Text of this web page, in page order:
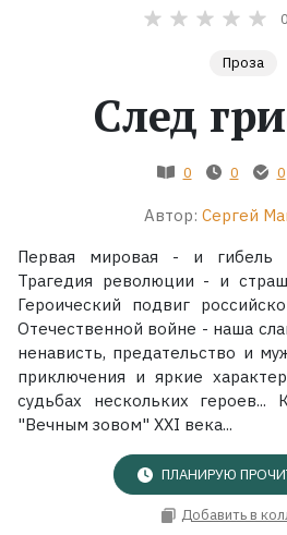
Экранизации
0
Проза
След
0 0 0
Автор: Сергей
Первая мировая - и гибель
Трагедия революции - и
Героический подвиг
Отечественной войне - наша
ненависть, предательство и
приключения и яркие
судьбах нескольких героев...
"Вечным зовом" XXI века...
ПЛАНИРУЮ
Добавить в